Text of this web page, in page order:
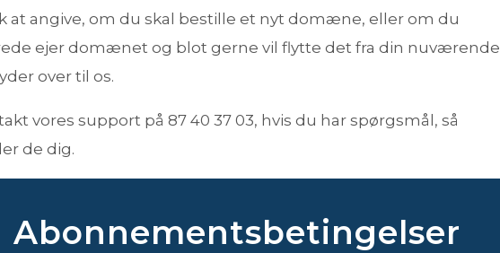
at angive, om du skal bestille et nyt domæne, eller om du
ejer domænet og blot gerne vil flytte det fra din nuværende
over til os.
vores support på 87 40 37 03, hvis du har spørgsmål, så
de dig.
Abonnementsbetingelser